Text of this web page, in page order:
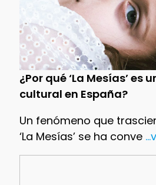
¿Por qué ‘La Mesías’ es
cultural en España?
Un fenómeno que
‘La Mesías’ se ha conve